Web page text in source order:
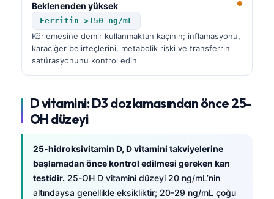
Beklenenden yüksek
Ferritin >150 ng/mL
Körlemesine demir kullanmaktan kaçının; inflamasyonu,
karaciğer belirteçlerini, metabolik riski ve transferrin
satürasyonunu kontrol edin
D vitamini: D3 dozlamasından önce 25-
OH düzeyi
25-hidroksivitamin D, D vitamini takviyelerine
başlamadan önce kontrol edilmesi gereken kan
testidir. 25-OH D vitamini düzeyi 20 ng/mL’nin
altındaysa genellikle eksikliktir; 20-29 ng/mL çoğu